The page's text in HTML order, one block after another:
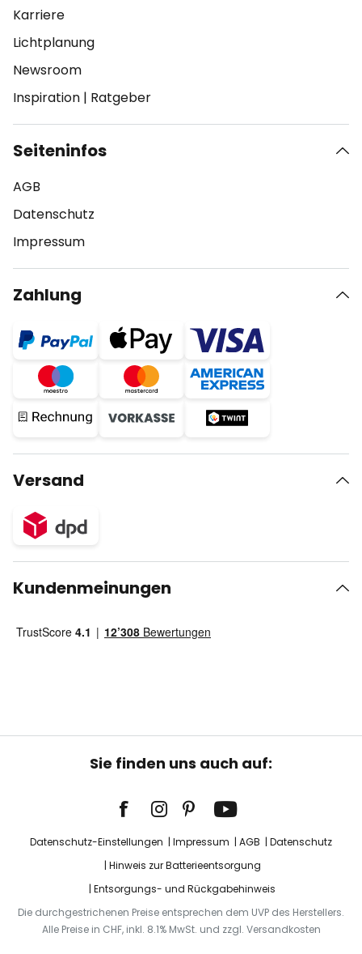
Karriere
Lichtplanung
Newsroom
Inspiration | Ratgeber
Seiteninfos
AGB
Datenschutz
Impressum
Zahlung
Versand
Kundenmeinungen
Sie finden uns auch auf:
Datenschutz-Einstellungen Impressum AGB
Datenschutz
Hinweis zur Batterieentsorgung
Entsorgungs- und Rückgabehinweis
Die durchgestrichenen Preise entsprechen dem UVP des Herstellers.
Alle Preise in CHF, inkl. 8.1% MwSt. und zzgl. Versandkosten